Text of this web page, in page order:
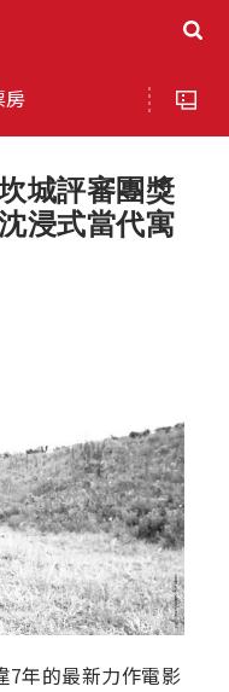
房
城評審團獎
浸式當代寓
7年的最新力作電影